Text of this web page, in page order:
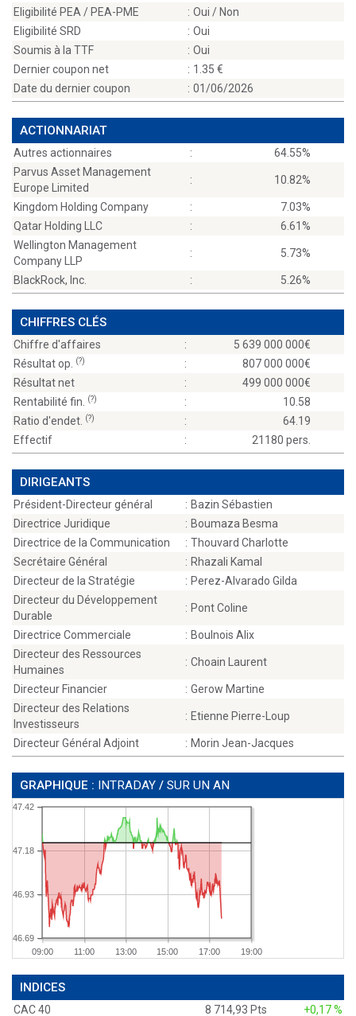
Eligibilité PEA / PEA-PME
: Oui / Non
Eligibilité SRD
: Oui
Soumis à la TTF
: Oui
Dernier coupon net
: 1.35
Date du dernier coupon
: 01/06/2026
ACTIONNARIAT
Autres actionnaires :
64.55%
Parvus Asset Management
Europe Limited
: 10.82%
Kingdom Holding Company :
7.03%
Qatar Holding LLC
:
6.61%
Wellington Management
Company LLP
: 5.73%
BlackRock, Inc. : 5.26%
CHIFFRES CLÉS
Chiffre d'affaires :
5 639 000 000
Résultat op.
(?) :
807 000 000
Résultat net
:
499 000 000
Rentabilité fin.
(?) :
10.58
Ratio d'endet. (?) :
64.19
Effectif
: 21180 pers.
DIRIGEANTS
Président-Directeur général : Bazin Sébastien
Directrice Juridique
: Boumaza Besma
Directrice de la Communication
: Thouvard Charlotte
Secrétaire Général
: Rhazali Kamal
Directeur de la Stratégie
: Perez-Alvarado Gilda
Directeur du Développement
Durable
: Pont Coline
Directrice Commerciale : Boulnois Alix
Directeur des Ressources
Humaines
: Choain Laurent
Directeur Financier : Gerow Martine
Directeur des Relations
Investisseurs
: Etienne Pierre-Loup
Directeur Général Adjoint : Morin Jean-Jacques
GRAPHIQUE : INTRADAY / SUR UN AN
09:00 11:00 13:00 15:00 17:00 19:00
46.69
46.93
47.18
47.42
INDICES
CAC 40 8 714,93 Pts +0,17 %